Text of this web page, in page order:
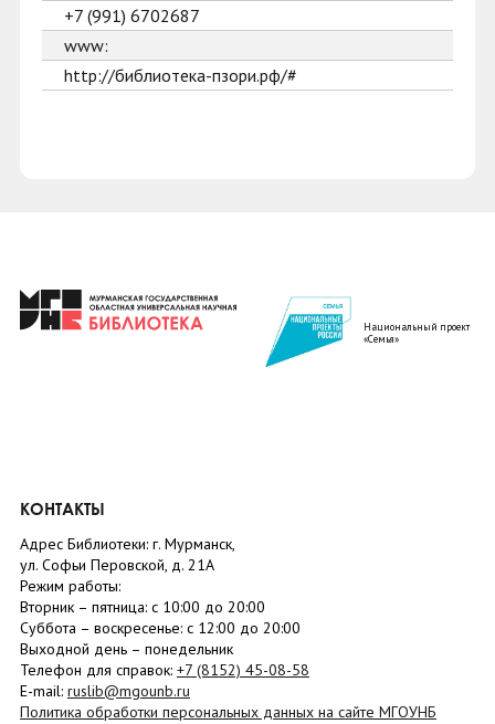
+7 (991) 6702687
www:
http://библиотека-пзори.рф/#
Национальный проект
«Семья»
КОНТАКТЫ
Адрес Библиотеки: г. Мурманск,
ул. Софьи Перовской, д. 21А
Режим работы:
Вторник – пятница: с 10:00 до 20:00
Суббота – воскресенье: c 12:00 до 20:00
Выходной день – понедельник
Телефон для справок: +7 (8152) 45-08-58
E-mail: ruslib@mgounb.ru
Политика обработки персональных данных на сайте МГОУНБ